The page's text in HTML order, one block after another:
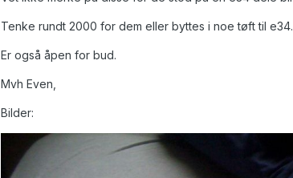
Tenke rundt 2000 for dem eller byttes i noe tøft til e34.
Er også åpen for bud.
Mvh Even,
Bilder: